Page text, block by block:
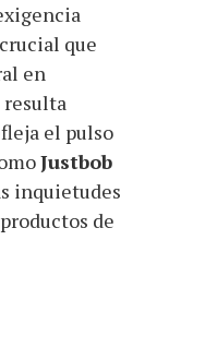
que
en
resulta
el pulso
Justbob
inquietudes
de